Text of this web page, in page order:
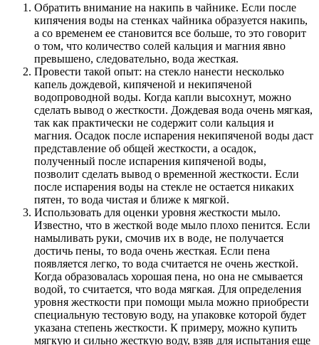
Обратить внимание на накипь в чайнике. Если после
кипячения воды на стенках чайника образуется накипь,
а со временем ее становится все больше, то это говорит
о том, что количество солей кальция и магния явно
превышено, следовательно, вода жесткая.
Провести такой опыт: на стекло нанести несколько
капель дождевой, кипяченой и некипяченой
водопроводной воды. Когда капли высохнут, можно
сделать вывод о жесткости. Дождевая вода очень мягкая,
так как практически не содержит соли кальция и
магния. Осадок после испарения некипяченой воды даст
представление об общей жесткости, а осадок,
полученный после испарения кипяченой воды,
позволит сделать вывод о временной жесткости. Если
после испарения воды на стекле не остается никаких
пятен, то вода чистая и ближе к мягкой.
Использовать для оценки уровня жесткости мыло.
Известно, что в жесткой воде мыло плохо пенится. Если
намыливать руки, смочив их в воде, не получается
достичь пены, то вода очень жесткая. Если пена
появляется легко, то вода считается не очень жесткой.
Когда образовалась хорошая пена, но она не смывается
водой, то считается, что вода мягкая. Для определения
уровня жесткости при помощи мыла можно приобрести
специальную тестовую воду, на упаковке которой будет
указана степень жесткости. К примеру, можно купить
мягкую и сильно жесткую воду, взяв для испытания еще